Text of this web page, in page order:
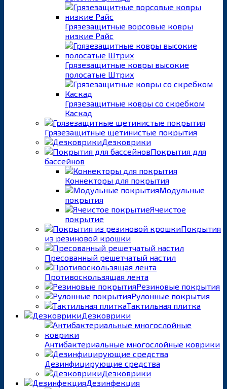
Грязезащитные ворсовые ковры
низкие Райс
Грязезащитные ковры высокие
полосатые Штрих
Грязезащитные ковры со скребком
Каскад
Грязезащитные щетинистые покрытия
Дезковрики
Покрытия для
бассейнов
Коннекторы для покрытия
Модульные
покрытия
Ячеистое
покрытие
Покрытия
из резиновой крошки
Пресованный решетчатый настил
Противоскользящая лента
Резиновые покрытия
Рулонные покрытия
Тактильная плитка
Дезковрики
Антибактериальные многослойные коврики
Дезинфицирующие средства
Дезковрики
Дезинфекция